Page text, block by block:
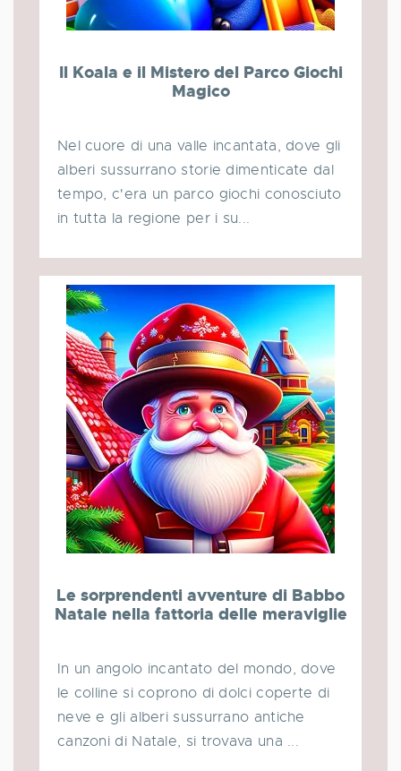
Il Koala e il Mistero del Parco Giochi
Magico
Nel cuore di una valle incantata, dove gli
alberi sussurrano storie dimenticate dal
tempo, c'era un parco giochi conosciuto
in tutta la regione per i su...
Le sorprendenti avventure di Babbo
Natale nella fattoria delle meraviglie
In un angolo incantato del mondo, dove
le colline si coprono di dolci coperte di
neve e gli alberi sussurrano antiche
canzoni di Natale, si trovava una ...